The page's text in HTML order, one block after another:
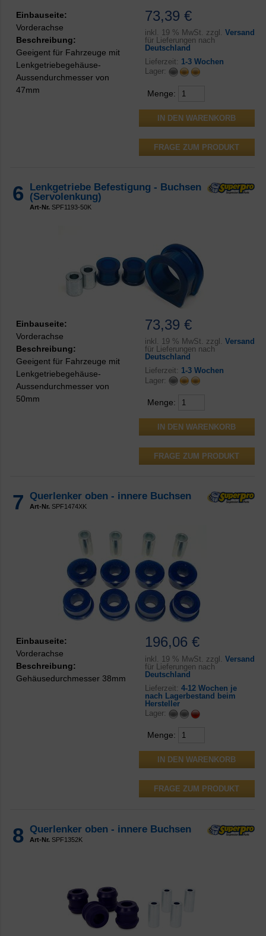
73,39 €
inkl. 19 % MwSt. zzgl. Versand
für Lieferungen nach
Deutschland
Lieferzeit: 1-3 Wochen
Lager:
Menge:
FRAGE ZUM PRODUKT
Einbauseite:
Vorderachse
Beschreibung:
Geeigent für Fahrzeuge mit
Lenkgetriebegehäuse-
Aussendurchmesser von
47mm
6
Lenkgetriebe Befestigung - Buchsen
(Servolenkung)
Art-Nr. SPF1193-50K
73,39 €
inkl. 19 % MwSt. zzgl. Versand
für Lieferungen nach
Deutschland
Lieferzeit: 1-3 Wochen
Lager:
Menge:
FRAGE ZUM PRODUKT
Einbauseite:
Vorderachse
Beschreibung:
Geeigent für Fahrzeuge mit
Lenkgetriebegehäuse-
Aussendurchmesser von
50mm
7 Querlenker oben - innere Buchsen
Art-Nr. SPF1474XK
196,06 €
inkl. 19 % MwSt. zzgl. Versand
für Lieferungen nach
Deutschland
Lieferzeit: 4-12 Wochen je
nach Lagerbestand beim
Hersteller
Lager:
Menge:
FRAGE ZUM PRODUKT
Einbauseite:
Vorderachse
Beschreibung:
Gehäusedurchmesser 38mm
8 Querlenker oben - innere Buchsen
Art-Nr. SPF1352K